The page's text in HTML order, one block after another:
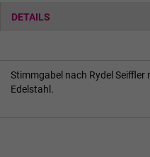
DETAILS
Stimmgabel nach Rydel
Edelstahl.